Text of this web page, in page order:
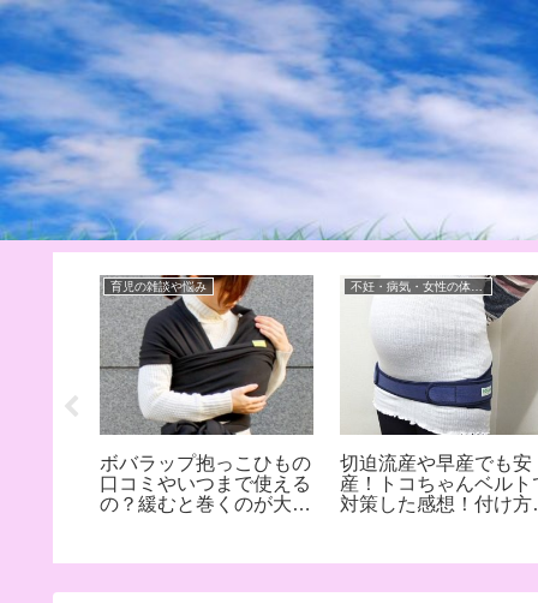
育児の雑談や悩み
ボバラップ抱っこひもの
口コミやいつまで使える
の？緩むと巻くのが大
不妊・病気・女性の体の悩み
切迫流産や早産でも安
産！トコちゃんベルト
対策した感想！付け方